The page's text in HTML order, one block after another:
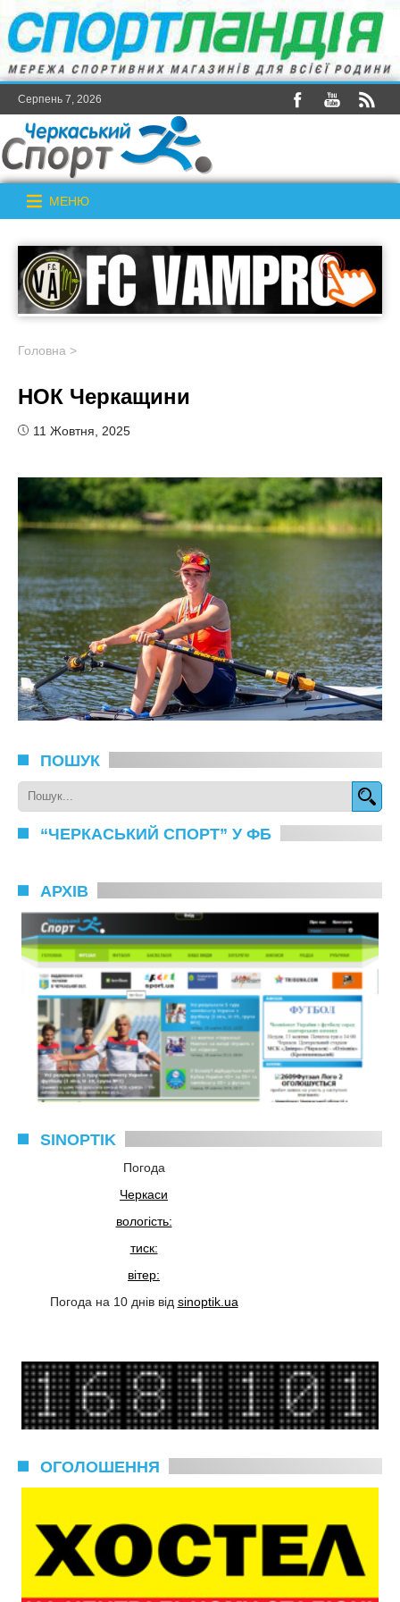
Серпень 7, 2026
МЕНЮ
Головна >
НОК Черкащини
11 Жовтня, 2025
ПОШУК
“ЧЕРКАСЬКИЙ СПОРТ” У ФБ
АРХІВ
SINOPTIK
Погода
Черкаси
вологість:
тиск:
вітер:
Погода на 10 днів від sinoptik.ua
ОГОЛОШЕННЯ